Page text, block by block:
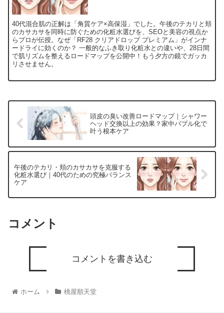
40代混合肌の正解は「角質ケア×高保湿」でした。午後のテカリと頬
のカサカサを同時に防ぐための化粧水選びを、SEOと美容の視点か
らプロが伝授。なぜ「RF28 クリアドロップ プレミアム」がインナ
ードライに効くのか？ 一般的なふき取り化粧水との違いや、28日間
で肌リズムを整えるロードマップを公開中！もう夕方の鏡でガッカ
リさせません。
頭皮の臭い改善ロードマップ｜シャワー
ヘッド交換以上の効果？家中バブル化で
叶う根本ケア
午後のテカリ・頬のカサカサを克服する
化粧水選び｜40代のための究極バランス
ケア
コメント
コメントを書き込む
ホーム 桃屋順天堂